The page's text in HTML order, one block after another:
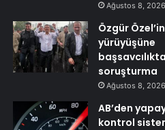
Ağustos 8, 2026
Özgür
yürüyüşüne
soruşturma
Ağustos 8, 2026
AB’den
kontrol